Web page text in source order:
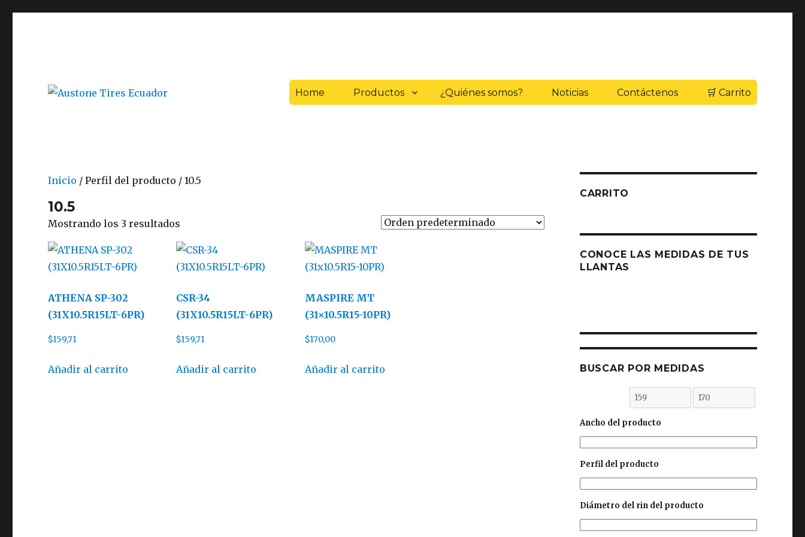
Home Productos ¿Quiénes somos? Noticias Contáctenos 🛒 Carrito
Inicio / Perfil del producto / 10.5
10.5
Mostrando los 3 resultados
ATHENA SP-302
(31X10.5R15LT-6PR)
$159,71
Añadir al carrito
CSR-34
(31X10.5R15LT-6PR)
$159,71
Añadir al carrito
MASPIRE MT
(31×10.5R15-10PR)
$170,00
Añadir al carrito
CARRITO
CONOCE LAS MEDIDAS DE TUS
LLANTAS
BUSCAR POR MEDIDAS
Ancho del producto
Perfil del producto
Diámetro del rin del producto